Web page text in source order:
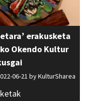
erakusketa
Okendo Kultur
06-21 byKulturSharea